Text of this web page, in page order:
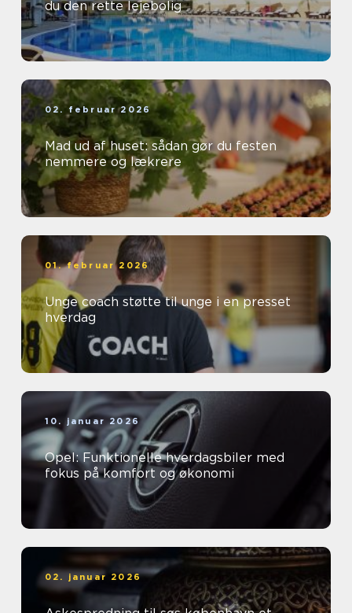
du den rette lejebolig
02. februar 2026
Mad ud af huset: sådan gør du festen
nemmere og lækrere
01. februar 2026
Unge coach støtte til unge i en presset
hverdag
10. januar 2026
Opel: Funktionelle hverdagsbiler med
fokus på komfort og økonomi
02. januar 2026